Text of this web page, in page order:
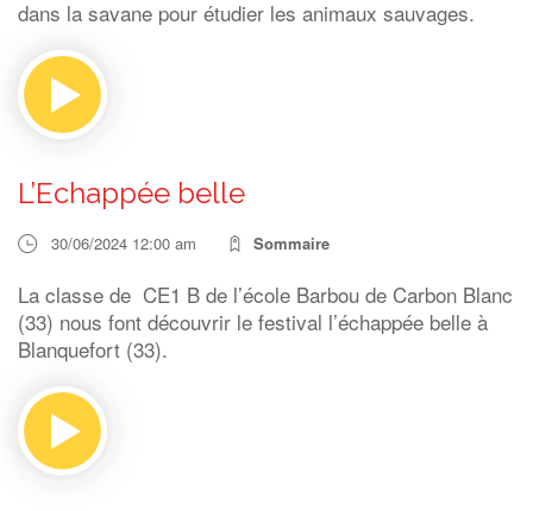
dans la savane pour étudier les animaux sauvages.
L’Echappée belle
30/06/2024 12:00 am Sommaire
La classe de CE1 B de l’école Barbou de Carbon Blanc
(33) nous font découvrir le festival l’échappée belle à
Blanquefort (33).